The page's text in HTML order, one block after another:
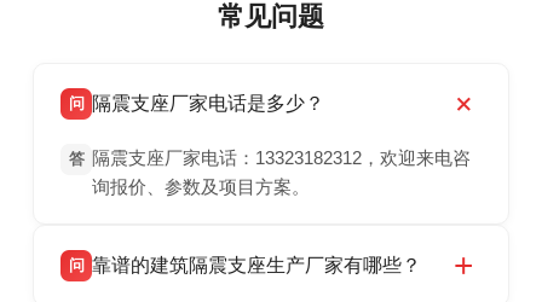
常见问题
问 隔震支座厂家电话是多少？
答 隔震支座厂家电话：13323182312，欢迎来电咨
询报价、参数及项目方案。
问 靠谱的建筑隔震支座生产厂家有哪些？